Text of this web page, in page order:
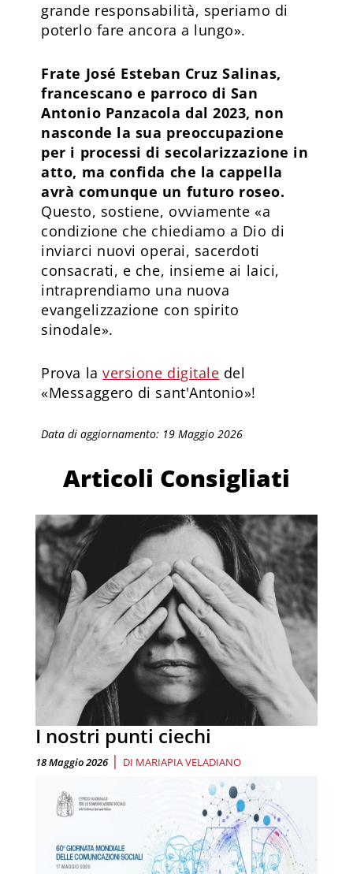
grande responsabilità, speriamo di
poterlo fare ancora a lungo».
Frate José Esteban Cruz Salinas,
francescano e parroco di San
Antonio Panzacola dal 2023, non
nasconde la sua preoccupazione
per i processi di secolarizzazione in
atto, ma confida che la cappella
avrà comunque un futuro roseo.
Questo, sostiene, ovviamente «a
condizione che chiediamo a Dio di
inviarci nuovi operai, sacerdoti
consacrati, e che, insieme ai laici,
intraprendiamo una nuova
evangelizzazione con spirito
sinodale».
Prova laversione digitale del
«Messaggero di sant'Antonio»!
Data di aggiornamento: 19 Maggio 2026
Articoli Consigliati
I nostri punti ciechi
18 Maggio 2026 | DI MARIAPIA VELADIANO